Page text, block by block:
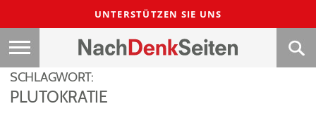
UNTERSTÜTZEN SIE UNS
SCHLAGWORT:
PLUTOKRATIE